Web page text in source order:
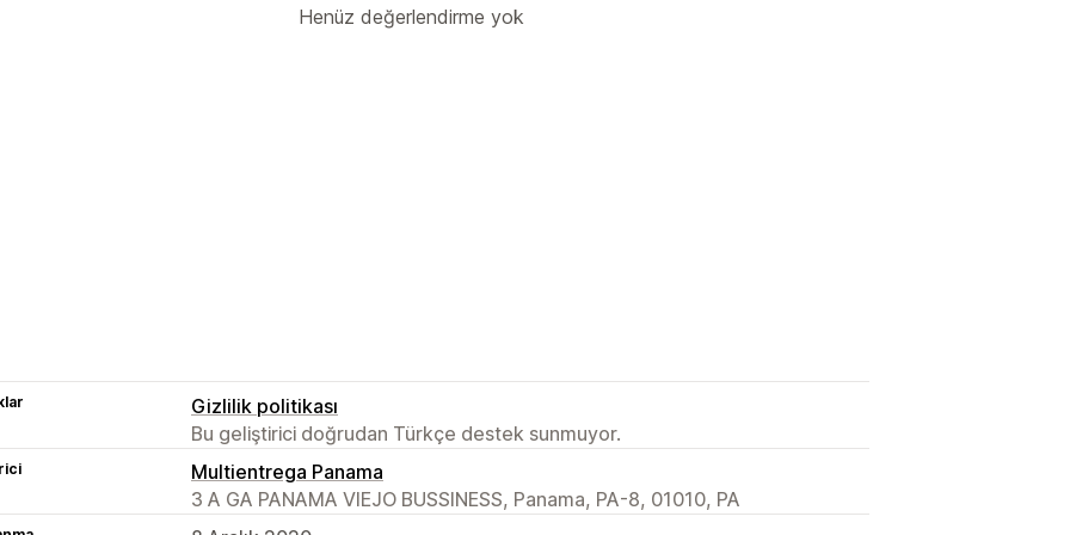
Henüz değerlendirme yok
Gizlilik politikası
Bu geliştirici doğrudan Türkçe destek sunmuyor.
Multientrega Panama
3 A GA PANAMA VIEJO BUSSINESS, Panama, PA-8, 01010, PA